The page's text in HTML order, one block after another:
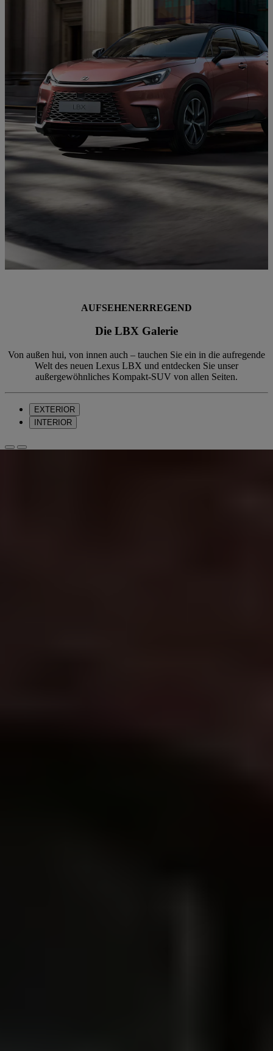
AUFSEHENERREGEND
Die LBX Galerie
Von außen hui, von innen auch – tauchen Sie ein in die aufregende
Welt des neuen Lexus LBX und entdecken Sie unser
außergewöhnliches Kompakt-SUV von allen Seiten.
EXTERIOR
INTERIOR